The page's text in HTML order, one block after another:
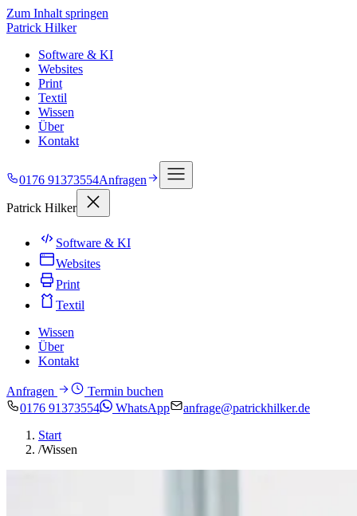
Zum Inhalt springen
Patrick Hilker
Software & KI
Websites
Print
Textil
Wissen
Über
Kontakt
0176 91373554Anfragen
Patrick Hilker
Software & KI
Websites
Print
Textil
Wissen
Über
Kontakt
Anfragen
Termin buchen
0176 91373554
WhatsApp
anfrage@patrickhilker.de
Start
/Wissen